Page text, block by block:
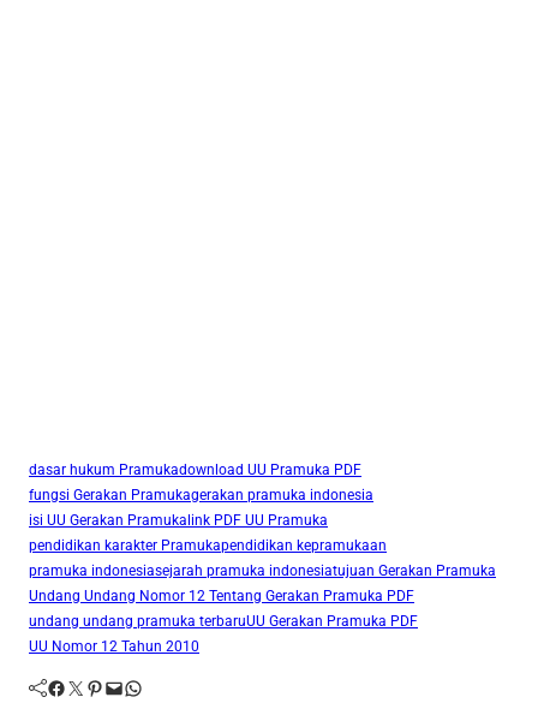
dasar hukum Pramukadownload UU Pramuka PDF
fungsi Gerakan Pramukagerakan pramuka indonesia
isi UU Gerakan Pramukalink PDF UU Pramuka
pendidikan karakter Pramukapendidikan kepramukaan
pramuka indonesiasejarah pramuka indonesiatujuan Gerakan Pramuka
Undang Undang Nomor 12 Tentang Gerakan Pramuka PDF
undang undang pramuka terbaruUU Gerakan Pramuka PDF
UU Nomor 12 Tahun 2010
Facebook Twitter Pinterest Mail WhatsApp